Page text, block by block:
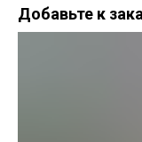
Добавьте к